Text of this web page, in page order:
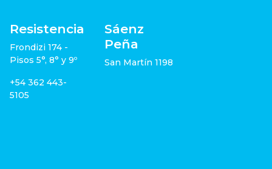
Resistencia
Frondizi 174 -
Pisos 5°, 8° y 9º
+54 362 443-
5105
Sáenz
Peña
San Martín 1198